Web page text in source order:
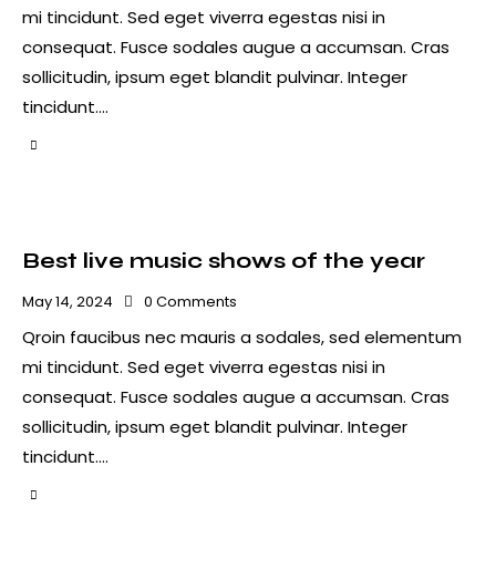
mi tincidunt. Sed eget viverra egestas nisi in
consequat. Fusce sodales augue a accumsan. Cras
sollicitudin, ipsum eget blandit pulvinar. Integer
tincidunt.…
Best live music shows of the year
May 14, 2024 0 Comments
Qroin faucibus nec mauris a sodales, sed elementum
mi tincidunt. Sed eget viverra egestas nisi in
consequat. Fusce sodales augue a accumsan. Cras
sollicitudin, ipsum eget blandit pulvinar. Integer
tincidunt.…